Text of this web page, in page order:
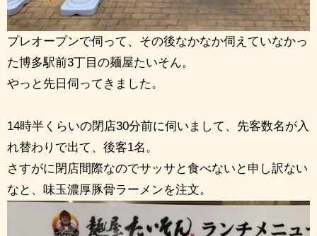
プレオープンで伺って、その後なかなか伺えていなかっ
た博多駅前3丁目の麺屋たいそん。
やっと先日伺ってきました。
14時半くらいの閉店30分前に伺いまして、先客数名が入
れ替わりで出て、後客1名。
さすがに閉店間際なのでサッサと食べないと申し訳ない
なと、味玉濃厚豚骨ラーメンを注文。